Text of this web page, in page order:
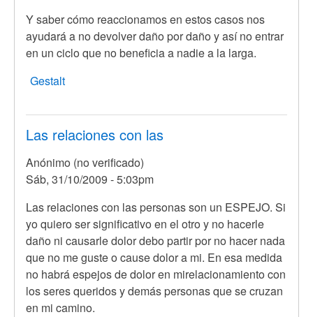
Y saber cómo reaccionamos en estos casos nos
ayudará a no devolver daño por daño y así no entrar
en un ciclo que no beneficia a nadie a la larga.
Gestalt
Las relaciones con las
Anónimo (no verificado)
Sáb, 31/10/2009 - 5:03pm
Las relaciones con las personas son un ESPEJO. Si
yo quiero ser significativo en el otro y no hacerle
daño ni causarle dolor debo partir por no hacer nada
que no me guste o cause dolor a mi. En esa medida
no habrá espejos de dolor en mirelacionamiento con
los seres queridos y demás personas que se cruzan
en mi camino.